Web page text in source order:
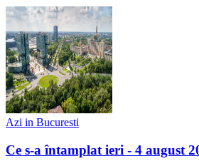
Azi in Bucuresti
Ce s-a întamplat ieri - 4 august